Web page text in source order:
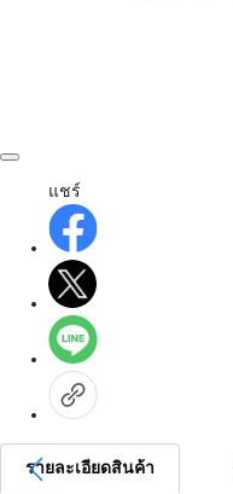
แชร์
รายละเอียดสินค้า